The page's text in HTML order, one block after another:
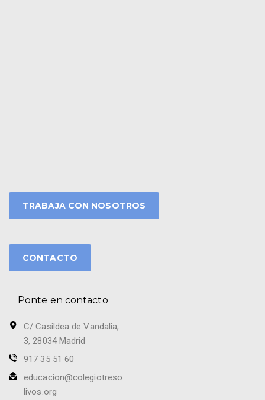
TRABAJA CON NOSOTROS
CONTACTO
Ponte en contacto
C/ Casildea de Vandalia,
3, 28034 Madrid
917 35 51 60
educacion@colegiotreso
livos.org